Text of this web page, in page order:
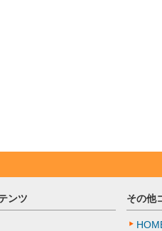
ンツ その他